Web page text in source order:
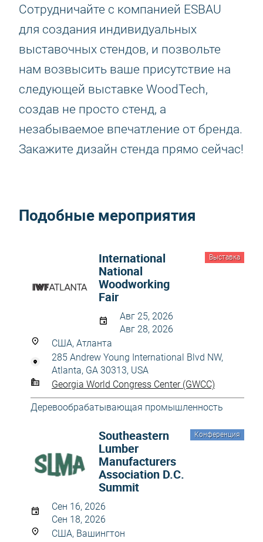
Сотрудничайте с компанией ESBAU
для создания индивидуальных
выставочных стендов, и позвольте
нам возвысить ваше присутствие на
следующей выставке WoodTech,
создав не просто стенд, а
незабываемое впечатление от бренда.
Закажите дизайн стенда прямо сейчас!
Подобные мероприятия
Выставка
International
National
Woodworking
Fair
Авг 25, 2026
Авг 28, 2026
США, Атланта
285 Andrew Young International Blvd NW,
Atlanta, GA 30313, USA
Georgia World Congress Center (GWCC)
Деревообрабатывающая промышленность
Конференция
Southeastern
Lumber
Manufacturers
Association D.C.
Summit
Сен 16, 2026
Сен 18, 2026
США, Вашингтон